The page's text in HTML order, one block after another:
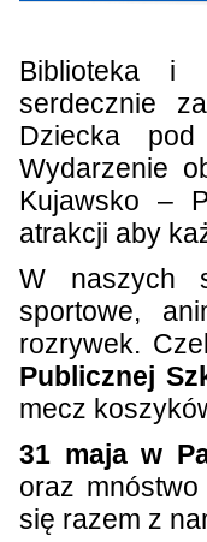
Biblioteka i
serdecznie
Dziecka
Wydarzenie
Kujawsko –
atrakcji aby
W naszych
sportowe,
rozrywek.
Publicznej
mecz
31 maja w
oraz
się razem z